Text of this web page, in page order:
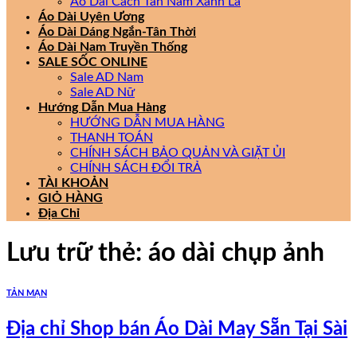
Áo Dài Uyên Ương
Áo Dài Dáng Ngắn-Tân Thời
Áo Dài Nam Truyền Thống
SALE SỐC ONLINE
Sale AD Nam
Sale AD Nữ
Hướng Dẫn Mua Hàng
HƯỚNG DẪN MUA HÀNG
THANH TOÁN
CHÍNH SÁCH BẢO QUẢN VÀ GIẶT ỦI
CHÍNH SÁCH ĐỔI TRẢ
TÀI KHOẢN
GIỎ HÀNG
Địa Chỉ
Lưu trữ thẻ: áo dài chụp ảnh
TẢN MẠN
Địa chỉ Shop bán Áo Dài May Sẵn Tại Sài